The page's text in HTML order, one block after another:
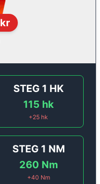
kr
STEG 1 HK
115 hk
+25 hk
STEG 1 NM
260 Nm
+40 Nm